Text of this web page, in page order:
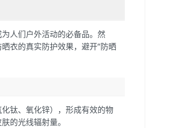
人们户外活动的必备品。然
衣的真实防护效果，避开“防晒
钛、氧化锌），形成有效的物
的光线辐射量。